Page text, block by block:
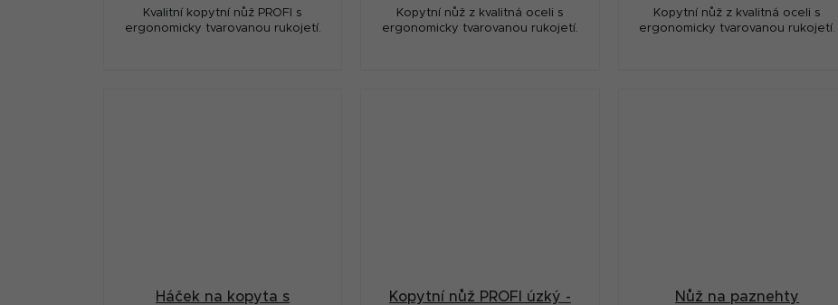
Kvalitní kopytní nůž PROFI s
ergonomicky tvarovanou rukojetí.
Kopytní nůž z kvalitná oceli s
ergonomicky tvarovanou rukojetí.
Kopytní nůž z kvalitná oceli s
ergonomicky tvarovanou rukojetí.
Háček na kopyta s
Kopytní nůž PROFI úzký -
Nůž na paznehty